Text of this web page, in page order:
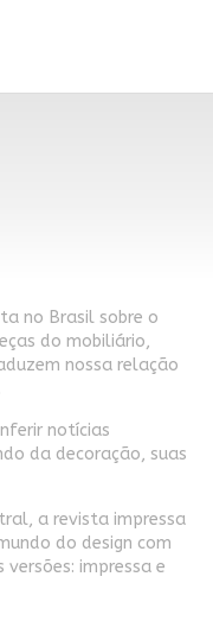
no Brasil sobre o
do mobiliário,
nossa relação
notícias
da decoração, suas
a revista impressa
do design com
impressa e